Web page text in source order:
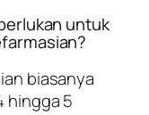
untuk
biasanya
hingga 5